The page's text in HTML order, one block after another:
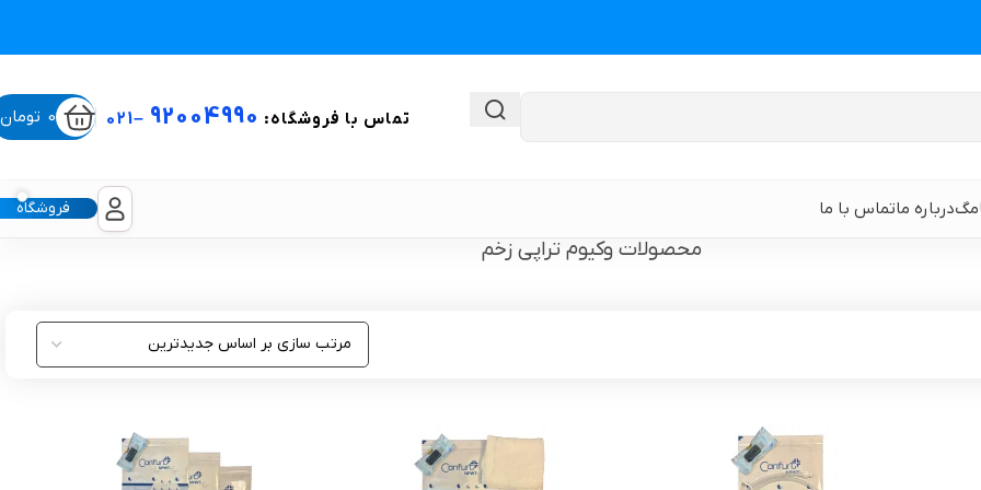
تماس با فروشگاه: 92004990
–
021
0 تومان
گن لیپوماتیک شکم و پهلو و پشت
گن لیپوماتیک بازو ( براکیوپلاستی )
درباره ماتماس با ما فروشگاه
محصولات وکیوم تراپی زخم